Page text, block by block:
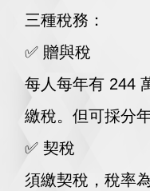
三種稅務：
✅ 贈與稅
每人每年有 244
繳稅。但可採分
✅ 契稅
須繳契稅，稅率